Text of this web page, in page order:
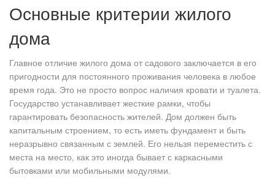
Основные критерии жилого
дома
Главное отличие жилого дома от садового заключается в его
пригодности для постоянного проживания человека в любое
время года. Это не просто вопрос наличия кровати и туалета.
Государство устанавливает жесткие рамки, чтобы
гарантировать безопасность жителей. Дом должен быть
капитальным строением, то есть иметь фундамент и быть
неразрывно связанным с землей. Его нельзя переместить с
места на место, как это иногда бывает с каркасными
бытовками или мобильными модулями.